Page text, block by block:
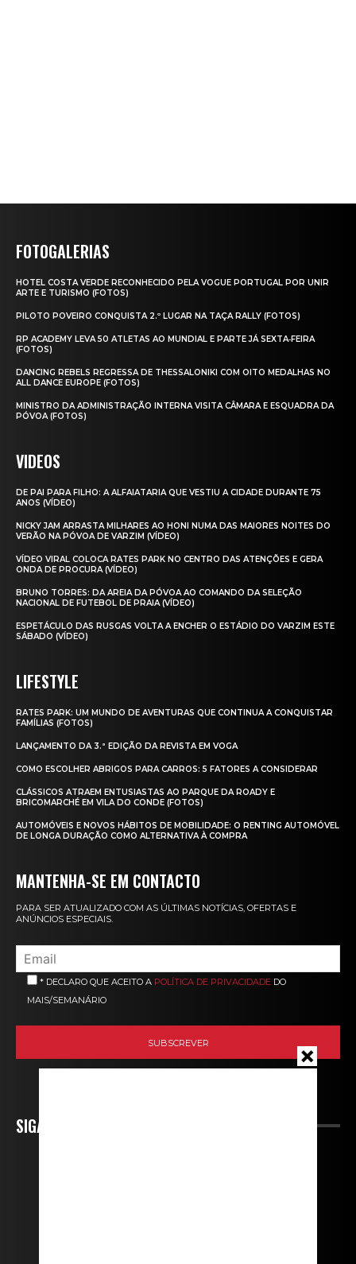
FOTOGALERIAS
HOTEL COSTA VERDE RECONHECIDO PELA VOGUE PORTUGAL POR UNIR
ARTE E TURISMO (FOTOS)
PILOTO POVEIRO CONQUISTA 2.º LUGAR NA TAÇA RALLY (FOTOS)
RP ACADEMY LEVA 50 ATLETAS AO MUNDIAL E PARTE JÁ SEXTA‑FEIRA
(FOTOS)
DANCING REBELS REGRESSA DE THESSALONIKI COM OITO MEDALHAS NO
ALL DANCE EUROPE (FOTOS)
MINISTRO DA ADMINISTRAÇÃO INTERNA VISITA CÂMARA E ESQUADRA DA
PÓVOA (FOTOS)
VIDEOS
DE PAI PARA FILHO: A ALFAIATARIA QUE VESTIU A CIDADE DURANTE 75
ANOS (VÍDEO)
NICKY JAM ARRASTA MILHARES AO HONI NUMA DAS MAIORES NOITES DO
VERÃO NA PÓVOA DE VARZIM (VÍDEO)
VÍDEO VIRAL COLOCA RATES PARK NO CENTRO DAS ATENÇÕES E GERA
ONDA DE PROCURA (VÍDEO)
BRUNO TORRES: DA AREIA DA PÓVOA AO COMANDO DA SELEÇÃO
NACIONAL DE FUTEBOL DE PRAIA (VÍDEO)
ESPETÁCULO DAS RUSGAS VOLTA A ENCHER O ESTÁDIO DO VARZIM ESTE
SÁBADO (VÍDEO)
LIFESTYLE
RATES PARK: UM MUNDO DE AVENTURAS QUE CONTINUA A CONQUISTAR
FAMÍLIAS (FOTOS)
LANÇAMENTO DA 3.ª EDIÇÃO DA REVISTA EM VOGA
COMO ESCOLHER ABRIGOS PARA CARROS: 5 FATORES A CONSIDERAR
CLÁSSICOS ATRAEM ENTUSIASTAS AO PARQUE DA ROADY E
BRICOMARCHÉ EM VILA DO CONDE (FOTOS)
AUTOMÓVEIS E NOVOS HÁBITOS DE MOBILIDADE: O RENTING AUTOMÓVEL
DE LONGA DURAÇÃO COMO ALTERNATIVA À COMPRA
MANTENHA-SE EM CONTACTO
PARA SER ATUALIZADO COM AS ÚLTIMAS NOTÍCIAS, OFERTAS E
ANÚNCIOS ESPECIAIS.
* DECLARO QUE ACEITO A POLÍTICA DE PRIVACIDADE DO
MAIS/SEMANÁRIO
SIGA-NOS